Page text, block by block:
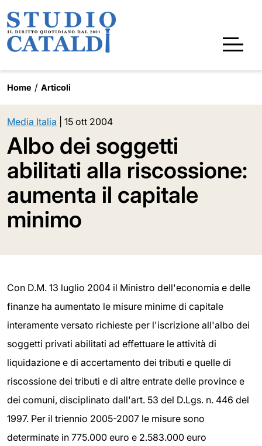
Home Articoli
Media Italia 15 ott 2004
Albo dei soggetti
abilitati alla riscossione:
aumenta il capitale
minimo
Con D.M. 13 luglio 2004 il Ministro dell'economia e delle
finanze ha aumentato le misure minime di capitale
interamente versato richieste per l'iscrizione all'albo dei
soggetti privati abilitati ad effettuare le attività di
liquidazione e di accertamento dei tributi e quelle di
riscossione dei tributi e di altre entrate delle province e
dei comuni, disciplinato dall'art. 53 del D.Lgs. n. 446 del
1997. Per il triennio 2005-2007 le misure sono
determinate in 775.000 euro e 2.583.000 euro